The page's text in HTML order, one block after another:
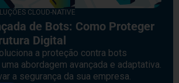
CLOUD-NATIVE
de Bots: Como Proteger
Digital
a proteção contra bots
abordagem avançada e adaptativa.
a segurança da sua empresa.